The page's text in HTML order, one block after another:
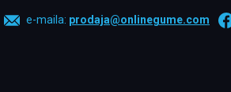
e-maila: prodaja@onlinegume.com